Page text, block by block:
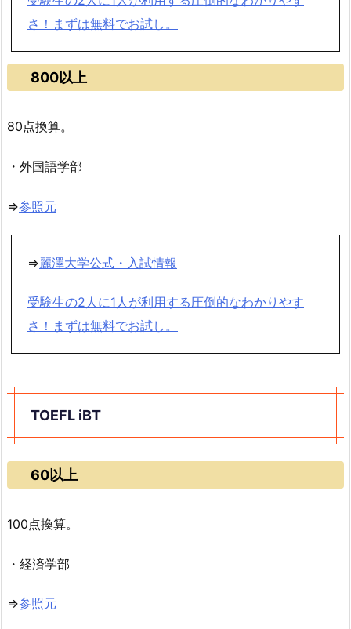
さ！まずは無料でお試し。
800以上
80点換算。
・外国語学部
⇒参照元
⇒麗澤大学公式・入試情報
受験生の2人に1人が利用する圧倒的なわかりやす
さ！まずは無料でお試し。
TOEFL iBT
60以上
100点換算。
・経済学部
⇒参照元